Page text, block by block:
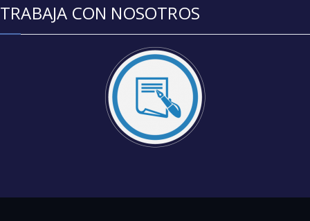
TRABAJA CON NOSOTROS